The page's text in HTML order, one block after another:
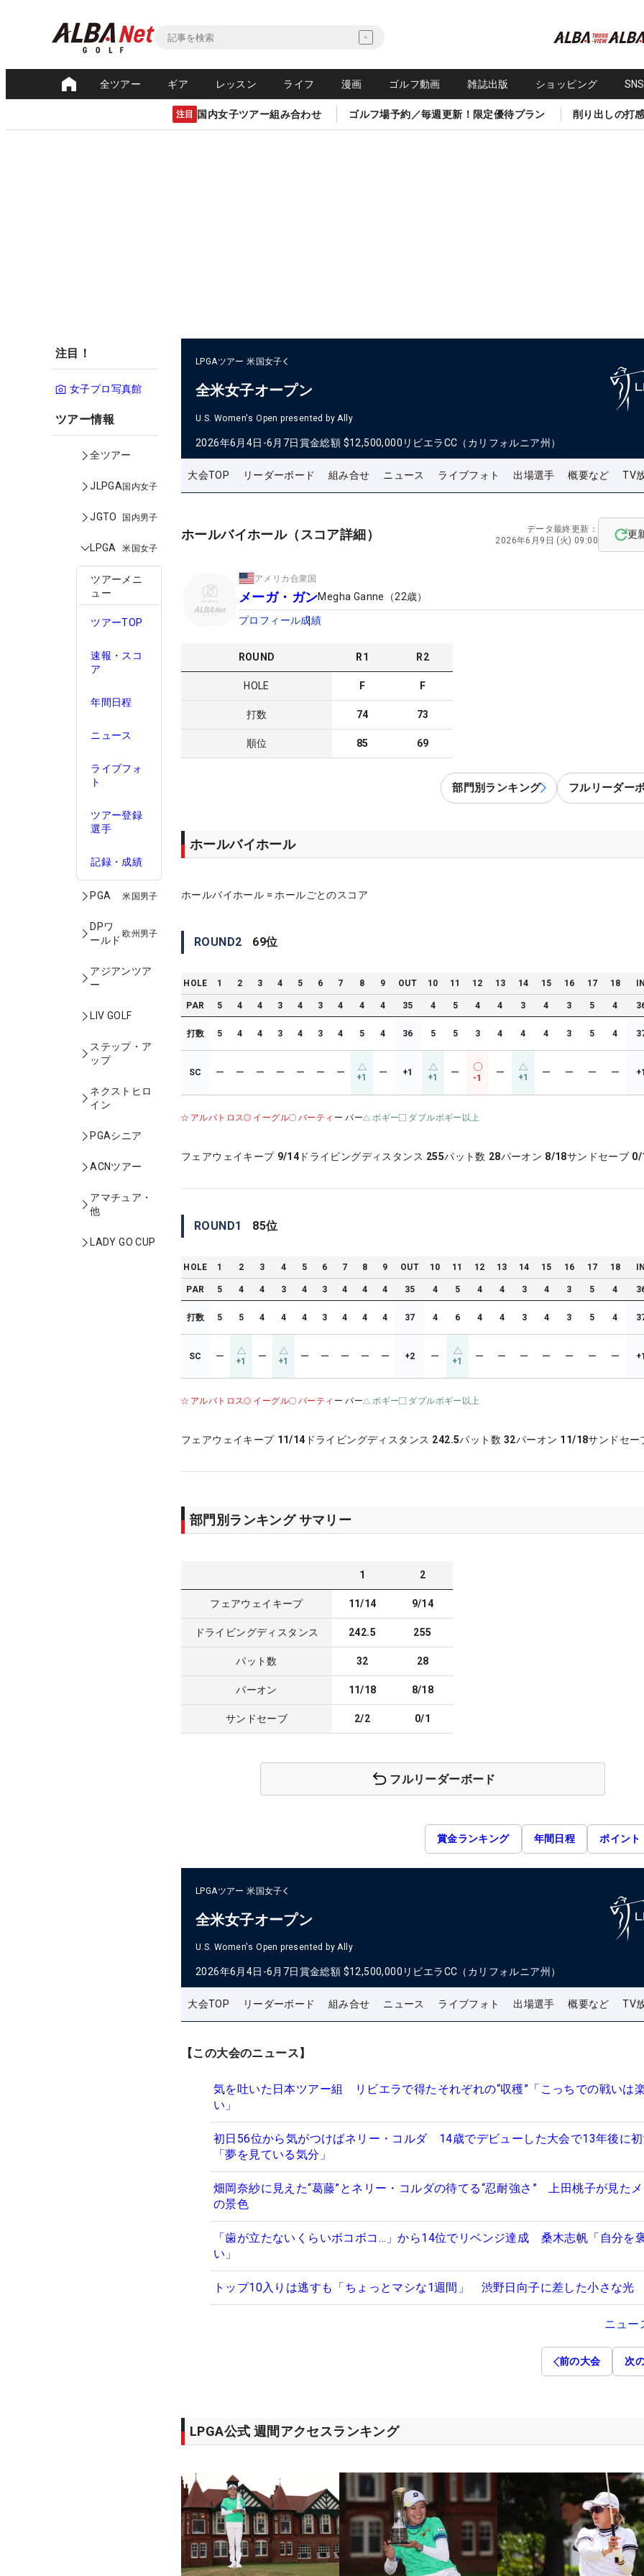
全ツアー ギア レッスン ライフ 漫画 ゴルフ動画 雑誌出版 ショッピング
注目 国内女子ツアー組み合わせ ゴルフ場予約／毎週更新！限定優待プラン 削り出しの打
注目！
女子プロ写真館
ツアー情報
全ツアー
JLPGA国内女子
JGTO 国内男子
LPGA 米国女子
ツアーメニ
ュー
ツアーTOP
速報・スコ
ア
年間日程
ニュース
ライブフォ
ト
ツアー登録
選手
記録・成績
PGA 米国男子
DPワ
ールド
欧州男子
アジアンツア
ー
LIV GOLF
ステップ・ア
ップ
ネクストヒロ
イン
PGAシニア
ACNツアー
アマチュア・
他
LADY GO CUP
LPGAツアー 米国女子
全米女子オープン
U.S. Women's Open presented by Ally
2026年6月4日-6月7日賞金総額 $12,500,000 リビエラCC（カリフォルニア州）
大会TOP リーダーボード 組み合せ ニュース ライブフォト 出場選手 概要など TV
ホールバイホール（スコア詳細）
データ最終更新：
2026年6月9日 (火) 09:00
更
アメリカ合衆国
メーガ・ガンMegha Ganne （22歳）
プロフィール成績
ROUND R1 R2
HOLE F F
打数 74 73
順位 85 69
部門別ランキング フルリーダー
ホールバイホール
ホールバイホール = ホールごとのスコア
ROUND2 69位
HOLE 1 2 3 4 5 6 7 8 9 OUT 10 11 12 13 14 15 16 17 18
PAR 5 4 4 3 4 3 4 4 4 35 4 5 4 4 3 4 3 5 4
打数 5 4 4 3 4 3 4 5 4 36 5 5 3 4 4 4 3 5 4
SC ー ー ー ー ー ー ー +1 ー +1 +1 ー
-1
ー +1 ー ー ー ー
アルバトロス イーグル バーティ ー パー ボギー ダブルボギー以上
フェアウェイキープ 9/14 ドライビングディスタンス 255パット数 28パーオン 8/18サンドセーブ 0/
ROUND1 85位
HOLE 1 2 3 4 5 6 7 8 9 OUT 10 11 12 13 14 15 16 17 18
PAR 5 4 4 3 4 3 4 4 4 35 4 5 4 4 3 4 3 5 4
打数 5 5 4 4 4 3 4 4 4 37 4 6 4 4 3 4 3 5 4
SC ー +1 ー +1 ー ー ー ー ー +2 ー +1 ー ー ー ー ー ー ー
アルバトロス イーグル バーティ ー パー ボギー ダブルボギー以上
フェアウェイキープ 11/14 ドライビングディスタンス 242.5パット数 32パーオン 11/18サンドセー
部門別ランキング サマリー
1 2
フェアウェイキープ 11/14 9/14
ドライビングディスタンス 242.5 255
パット数 32 28
パーオン 11/18 8/18
サンドセーブ 2/2 0/1
フルリーダーボード
賞金ランキング 年間日程 ポイント
LPGAツアー 米国女子
全米女子オープン
U.S. Women's Open presented by Ally
2026年6月4日-6月7日賞金総額 $12,500,000 リビエラCC（カリフォルニア州）
大会TOP リーダーボード 組み合せ ニュース ライブフォト 出場選手 概要など TV
【この大会のニュース】
気を吐いた日本ツアー組 リビエラで得たそれぞれの“収穫”「こっちでの戦いは
い」
初日56位から気がつけばネリー・コルダ 14歳でデビューした大会で13年後に
「夢を見ている気分」
畑岡奈紗に見えた“葛藤”とネリー・コルダの待てる“忍耐強さ” 上田桃子が見た
の景色
「歯が立たないくらいボコボコ…」から14位でリベンジ達成 桑木志帆「自分を
い」
トップ10入りは逃すも「ちょっとマシな1週間」 渋野日向子に差した小さな光
ニュー
前の大会 次
LPGA公式 週間アクセスランキング